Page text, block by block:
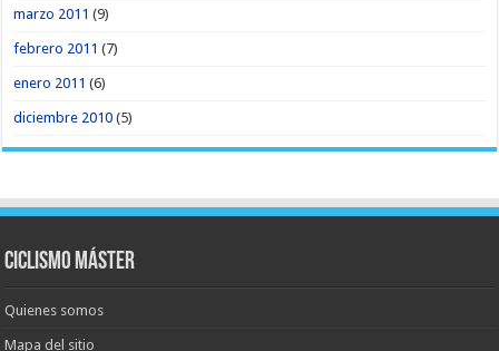
marzo 2011 (9)
febrero 2011 (7)
enero 2011 (6)
diciembre 2010 (5)
Ciclismo Máster
Quienes somos
Mapa del sitio